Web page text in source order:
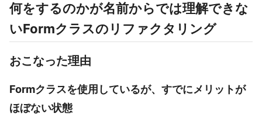
何をするのかが名前からでは理解できな
いFormクラスのリファクタリング
おこなった理由
Formクラスを使用しているが、すでにメリットが
ほぼない状態